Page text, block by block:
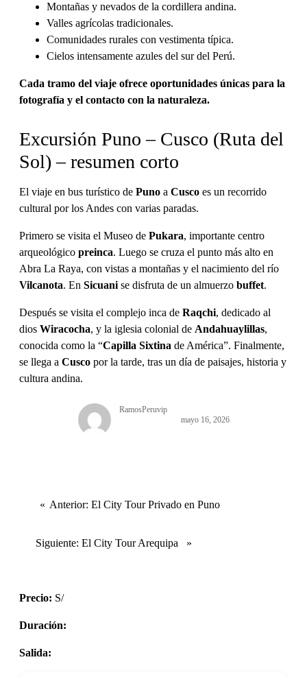
Montañas y nevados de la cordillera andina.
Valles agrícolas tradicionales.
Comunidades rurales con vestimenta típica.
Cielos intensamente azules del sur del Perú.
Cada tramo del viaje ofrece oportunidades únicas para la
fotografía y el contacto con la naturaleza.
Excursión Puno – Cusco (Ruta del
Sol) – resumen corto
El viaje en bus turístico de Puno a Cusco es un recorrido
cultural por los Andes con varias paradas.
Primero se visita el Museo de Pukara, importante centro
arqueológico preinca. Luego se cruza el punto más alto en
Abra La Raya, con vistas a montañas y el nacimiento del río
Vilcanota. En Sicuani se disfruta de un almuerzo buffet.
Después se visita el complejo inca de Raqchi, dedicado al
dios Wiracocha, y la iglesia colonial de Andahuaylillas,
conocida como la “Capilla Sixtina de América”. Finalmente,
se llega a Cusco por la tarde, tras un día de paisajes, historia y
cultura andina.
RamosPeruvip
mayo 16, 2026
Anterior: El City Tour Privado en Puno
Siguiente: El City Tour Arequipa
Precio: S/
Duración:
Salida: